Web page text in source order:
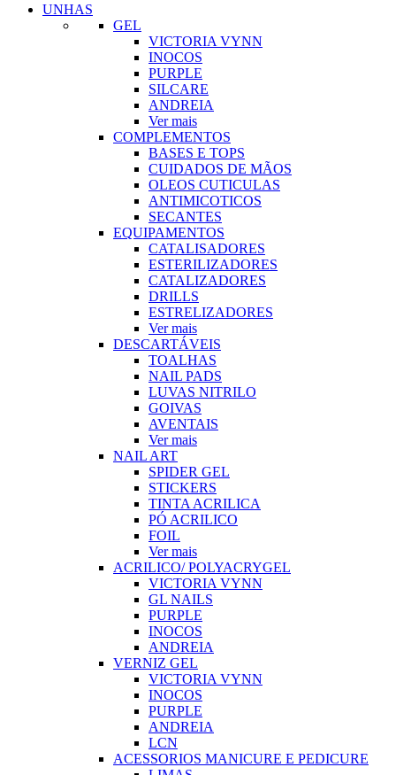
UNHAS
GEL
VICTORIA VYNN
INOCOS
PURPLE
SILCARE
ANDREIA
Ver mais
COMPLEMENTOS
BASES E TOPS
CUIDADOS DE MÃOS
OLEOS CUTICULAS
ANTIMICOTICOS
SECANTES
EQUIPAMENTOS
CATALISADORES
ESTERILIZADORES
CATALIZADORES
DRILLS
ESTRELIZADORES
Ver mais
DESCARTÁVEIS
TOALHAS
NAIL PADS
LUVAS NITRILO
GOIVAS
AVENTAIS
Ver mais
NAIL ART
SPIDER GEL
STICKERS
TINTA ACRILICA
PÓ ACRILICO
FOIL
Ver mais
ACRILICO/ POLYACRYGEL
VICTORIA VYNN
GL NAILS
PURPLE
INOCOS
ANDREIA
VERNIZ GEL
VICTORIA VYNN
INOCOS
PURPLE
ANDREIA
LCN
ACESSORIOS MANICURE E PEDICURE